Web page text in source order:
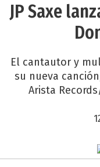
JP Saxe
El cantautor y
su nueva
Arista